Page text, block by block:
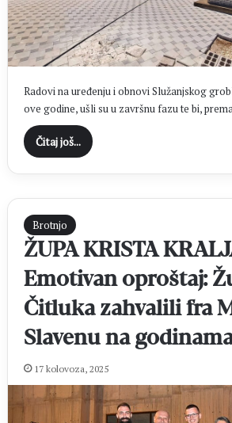
Radovi na uređenju i obnovi Služanjskog
ove godine, ušli su u završnu fazu te bi,
Čitaj još...
Brotnjo
ŽUPA KRISTA
Emotivan oproštaj:
Čitluka zahvalili fra
Slavenu na
17 kolovoza, 2025